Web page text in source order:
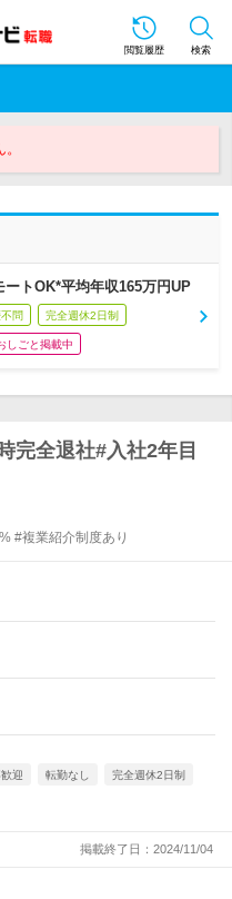
閲覧履歴 検索
ートOK*平均年収165万円UP
問 完全週休2日制
しごと掲載中
完全退社#入社2年目
#複業紹介制度あり
迎 転勤なし 完全週休2日制
掲載終了日：2024/11/04